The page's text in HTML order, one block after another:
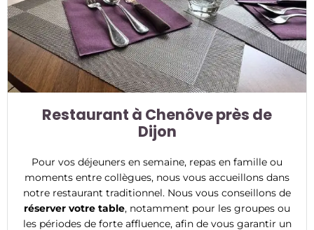
Restaurant à Chenôve près de
Dijon
Pour vos déjeuners en semaine, repas en famille ou
moments entre collègues, nous vous accueillons dans
notre restaurant traditionnel. Nous vous conseillons de
réserver votre table, notamment pour les groupes ou
les périodes de forte affluence, afin de vous garantir un